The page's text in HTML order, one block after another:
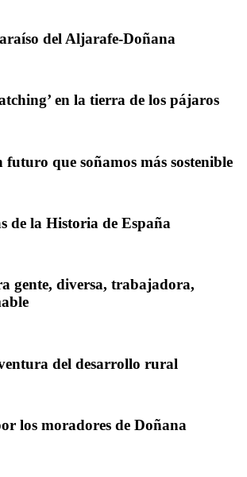
del Aljarafe-Doñana
en la tierra de los pájaros
que soñamos más sostenible
de la Historia de España
gente, diversa, trabajadora,
del desarrollo rural
los moradores de Doñana